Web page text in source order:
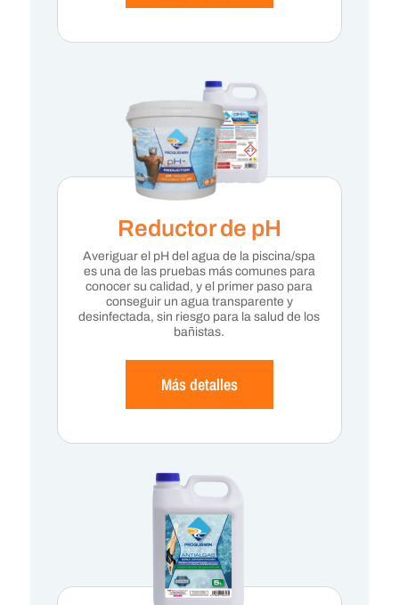
Reductor de pH
Averiguar el pH del agua de la piscina/spa
es una de las pruebas más comunes para
conocer su calidad, y el primer paso para
conseguir un agua transparente y
desinfectada, sin riesgo para la salud de los
bañistas.
Más detalles